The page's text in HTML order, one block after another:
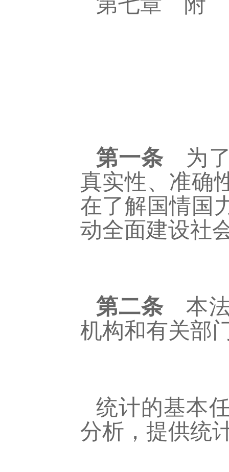
第一条 为了
真实性、准确
在了解国情国
动全面建设社
第二条 本法
机构和有关部
统计的基本
分析，提供统